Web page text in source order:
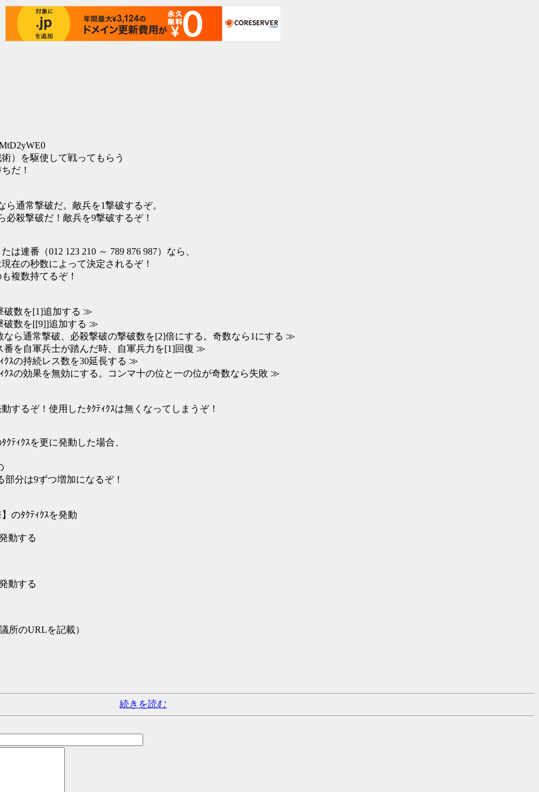
）を駆使して戦ってもらう
だ！
通常撃破だ。敵兵を1撃破するぞ。
必殺撃破だ！敵兵を9撃破するぞ！
は連番（012 123 210 ～ 789 876 987）なら、
在の秒数によって決定されるぞ！
複数持てるぞ！
破数を[1]追加する ≫
破数を[[9]]追加する ≫
ら通常撃破、必殺撃破の撃破数を[2]倍にする。奇数なら1にする ≫
を自軍兵士が踏んだ時、自軍兵力を[1]回復 ≫
ｸｽの持続レス数を30延長する ≫
ｽの効果を無効にする。コンマ十の位と一の位が奇数なら失敗 ≫
するぞ！使用したﾀｸﾃｨｸｽは無くなってしまうぞ！
ﾃｨｸｽを更に発動した場合、
分は9ずつ増加になるぞ！
のﾀｸﾃｨｸｽを発動
動する
動する
所のURLを記載）
続きを読む